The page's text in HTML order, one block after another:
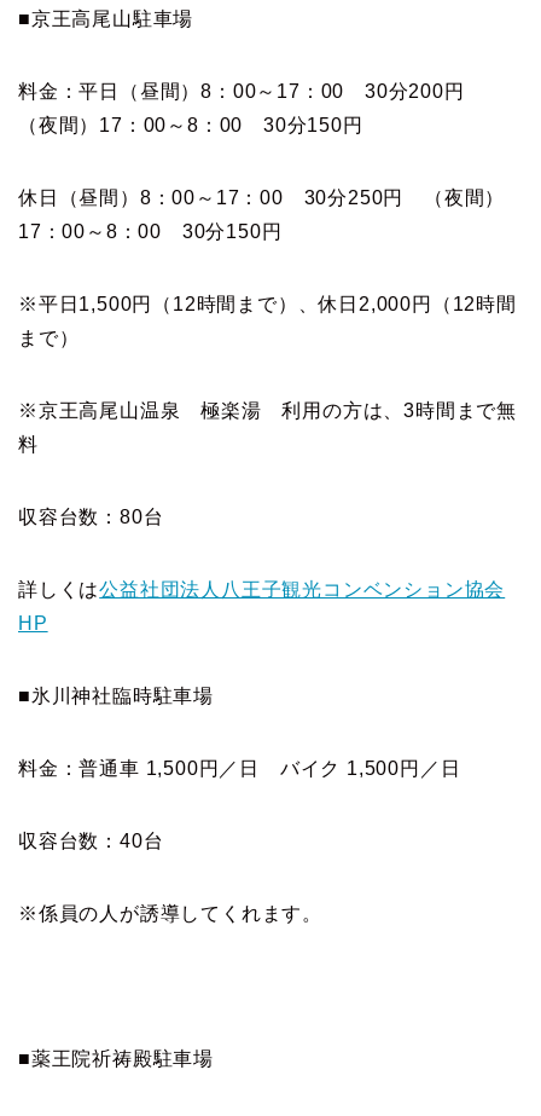
■京王高尾山駐車場
料金：平日（昼間）8：00～17：00 30分200円
（夜間）17：00～8：00 30分150円
休日（昼間）8：00～17：00 30分250円 （夜間）
17：00～8：00 30分150円
※平日1,500円（12時間まで）、休日2,000円（12時間
まで）
※京王高尾山温泉 極楽湯 利用の方は、3時間まで無
料
収容台数：80台
詳しくは公益社団法人八王子観光コンベンション協会
HP
■氷川神社臨時駐車場
料金：普通車 1,500円／日 バイク 1,500円／日
収容台数：40台
※係員の人が誘導してくれます。
■薬王院祈祷殿駐車場